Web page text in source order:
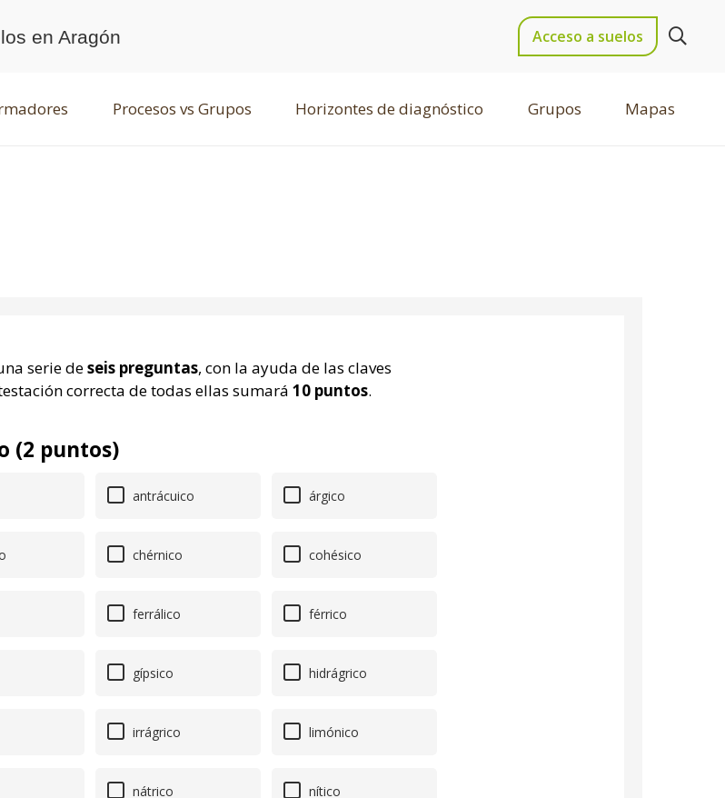
en Aragón Acceso a suelos
Procesos vs Grupos Horizontes de diagnóstico Grupos Mapas
serie deseis preguntas, con la ayuda de las claves
correcta de todas ellas sumará 10 puntos.
(2 puntos)
antrácuico árgico
chérnico cohésico
ferrálico férrico
gípsico hidrágrico
irrágrico limónico
nátrico nítico